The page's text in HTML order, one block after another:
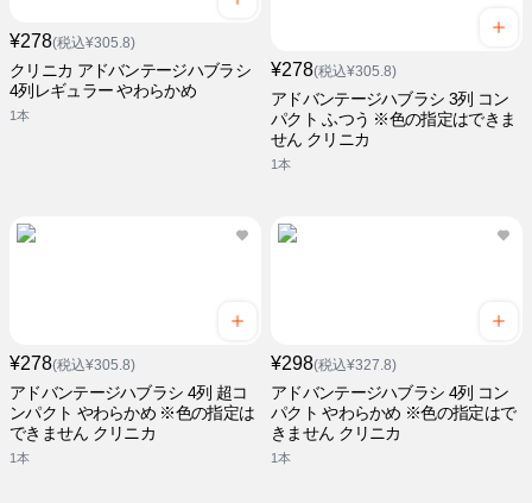
¥278(税込¥305.8)
クリニカ アドバンテージハブラシ
4列レギュラー やわらかめ
1本
¥278(税込¥305.8)
アドバンテージハブラシ 3列 コン
パクト ふつう ※色の指定はできま
せん クリニカ
1本
¥278(税込¥305.8)
アドバンテージハブラシ 4列 超コ
ンパクト やわらかめ ※色の指定は
できません クリニカ
1本
¥298(税込¥327.8)
アドバンテージハブラシ 4列 コン
パクト やわらかめ ※色の指定はで
きません クリニカ
1本